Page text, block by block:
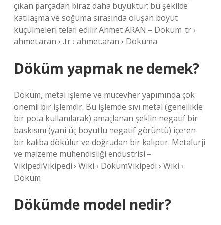
çıkan parçadan biraz daha büyüktür; bu şekilde
katılaşma ve soğuma sırasında oluşan boyut
küçülmeleri telafi edilir.Ahmet ARAN – Döküm .tr ›
ahmet.aran › .tr › ahmet.aran › Dokuma
Döküm yapmak ne demek?
Döküm, metal işleme ve mücevher yapımında çok
önemli bir işlemdir. Bu işlemde sıvı metal (genellikle
bir pota kullanılarak) amaçlanan şeklin negatif bir
baskısını (yani üç boyutlu negatif görüntü) içeren
bir kalıba dökülür ve doğrudan bir kalıptır. Metalurji
ve malzeme mühendisliği endüstrisi –
VikipediVikipedi › Wiki › DökümVikipedi › Wiki ›
Döküm
Dökümde model nedir?